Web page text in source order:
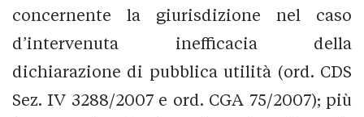
concernente la giurisdizione nel caso
d’intervenuta inefficacia della
dichiarazione di pubblica utilità (ord. CDS
Sez. IV 3288/2007 e ord. CGA 75/2007); più